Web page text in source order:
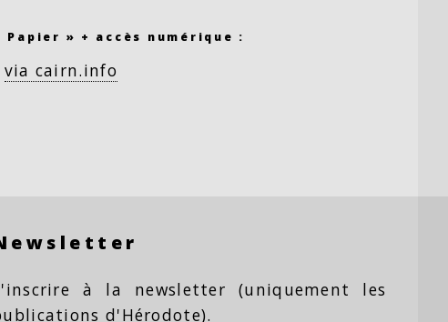
Papier » + accès numérique :
via cairn.info
à la newsletter (uniquement les
d'Hérodote).